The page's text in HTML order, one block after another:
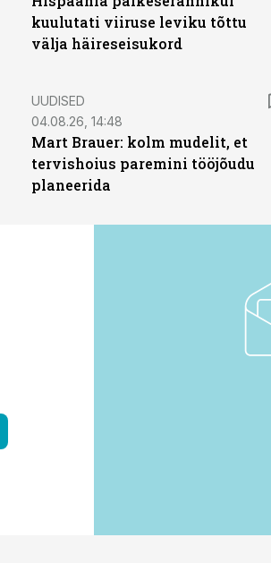
kuulutati viiruse leviku tõttu
välja häireseisukord
UUDISED
04.08.26, 14:48
Mart Brauer: kolm mudelit, et
tervishoius paremini tööjõudu
planeerida